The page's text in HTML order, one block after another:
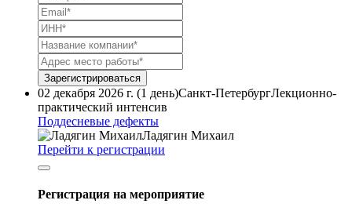
Зарегистрироваться
02 декабря 2026 г. (1 день)Санкт-ПетербургЛекционно-
практический интенсив
Поддесневые дефекты
Ладягин Михаил
Перейти к регистрации
Регистрация на мероприятие